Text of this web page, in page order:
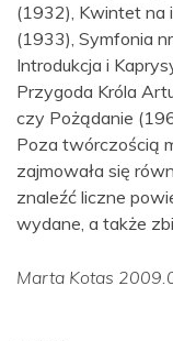
(1932), Kwintet na
(1933), Symfonia
Introdukcja i
Przygoda Króla
czy Pożądanie
Poza twórczością
zajmowała się
znaleźć liczne
wydane, a także
Marta Kotas